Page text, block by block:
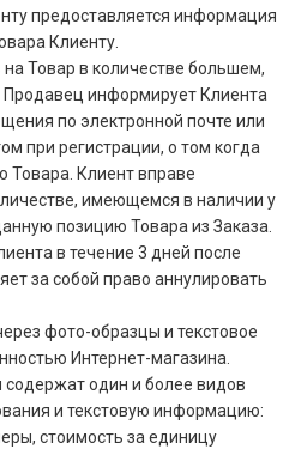
предоставляется информация
Клиенту.
Товар в количестве большем,
информирует Клиента
по электронной почте или
при регистрации, о том когда
Товара. Клиент вправе
имеющемся в наличии у
позицию Товара из Заказа.
в течение 3 дней после
за собой право аннулировать
фото-образцы и текстовое
Интернет-магазина.
один и более видов
и текстовую информацию:
стоимость за единицу